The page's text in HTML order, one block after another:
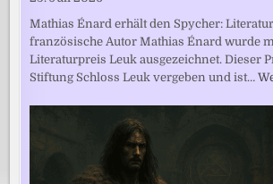
Mathias Énard erhält den Spycher:
französische Autor Mathias Énard wurde
Literaturpreis Leuk ausgezeichnet. Dieser
Stiftung Schloss Leuk vergeben und ist…